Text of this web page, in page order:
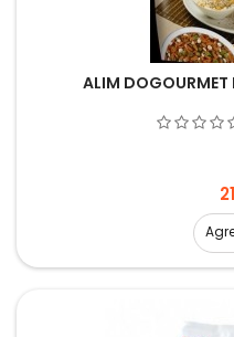
ALIM DOGOURMET